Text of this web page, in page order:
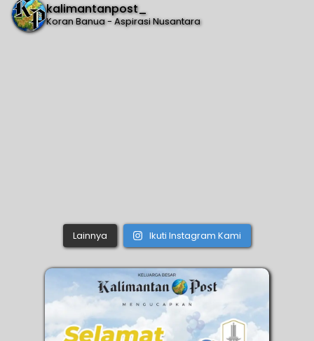
kalimantanpost_
Koran Banua - Aspirasi Nusantara
Lainnya Ikuti Instagram Kami